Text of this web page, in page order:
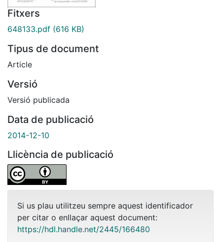
Fitxers
648133.pdf (616 KB)
Tipus de document
Article
Versió
Versió publicada
Data de publicació
2014-12-10
Llicència de publicació
Si us plau utilitzeu sempre aquest identificador
per citar o enllaçar aquest document:
https://hdl.handle.net/2445/166480